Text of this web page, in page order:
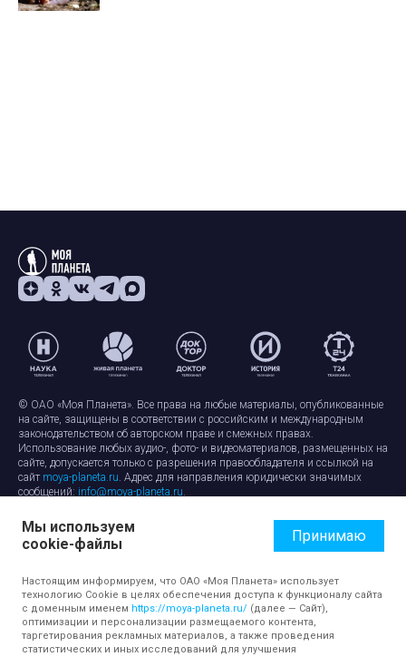
© ОАО «Моя Планета». Все права на любые материалы, опубликованные
на сайте, защищены в соответствии с российским и международным
законодательством об авторском праве и смежных правах.
Использование любых аудио-, фото- и видеоматериалов, размещенных на
сайте, допускается только с разрешения правообладателя и ссылкой на
сайт moya-planeta.ru. Адрес для направления юридически значимых
сообщений: info@moya-planeta.ru.
Правила сайтаРабота с cookie-файлами
Защита персональных данных
Обработка персональных данных
Мы используем
cookie-файлы
Принимаю
Настоящим информируем, что ОАО «Моя Планета» использует
технологию Cookie в целях обеспечения доступа к функционалу сайта
с доменным именем https://moya-planeta.ru/ (далее — Сайт),
оптимизации и персонализации размещаемого контента,
таргетирования рекламных материалов, а также проведения
статистических и иных исследований для улучшения